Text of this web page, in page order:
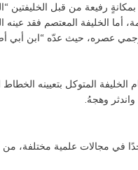
رفيعة من قبل الخليفتين
أما الخليفة المعتصم فقد عينه
عصره، حيث عدّه “ابن أبي
الخليفة المتوكل بتعيينه
وهجهُ.
في مجالات علمية مختلفة، من